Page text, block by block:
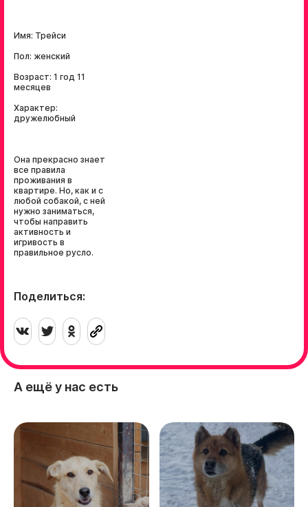
Имя: Трейси
Пол: женский
Возраст: 1 год 11
месяцев
Характер:
дружелюбный
Она прекрасно знает
все правила
проживания в
квартире. Но, как и с
любой собакой, с ней
нужно заниматься,
чтобы направить
активность и
игривость в
правильное русло.
Поделиться:
А ещё у нас есть